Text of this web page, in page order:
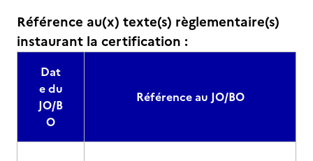
Référence au(x) texte(s) règlementaire(s)
instaurant la certification :
Dat
e du
JO/B
O
Référence au JO/BO